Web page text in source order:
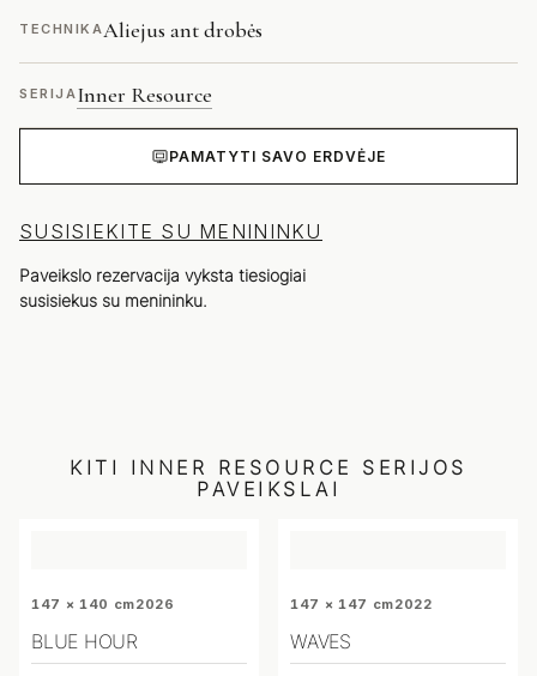
TECHNIKAAliejus ant drobės
SERIJAInner Resource
PAMATYTI SAVO ERDVĖJE
SUSISIEKITE SU MENININKU
Paveikslo rezervacija vyksta tiesiogiai
susisiekus su menininku.
KITI INNER RESOURCE
SERIJOS
PAVEIKSLAI
147 × 140 cm2026
BLUE HOUR
147 × 147 cm2022
WAVES